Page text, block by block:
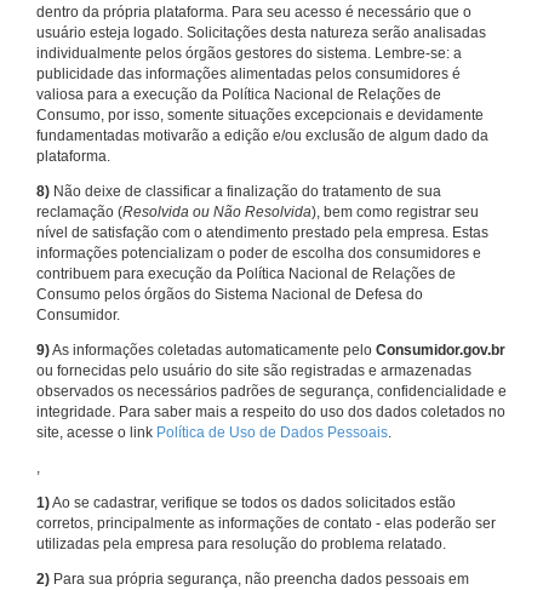
dentro da própria plataforma. Para seu acesso é necessário que o
usuário esteja logado. Solicitações desta natureza serão analisadas
individualmente pelos órgãos gestores do sistema. Lembre-se: a
publicidade das informações alimentadas pelos consumidores é
valiosa para a execução da Política Nacional de Relações de
Consumo, por isso, somente situações excepcionais e devidamente
fundamentadas motivarão a edição e/ou exclusão de algum dado da
plataforma.
8) Não deixe de classificar a finalização do tratamento de sua
reclamação (Resolvida ou Não Resolvida), bem como registrar seu
nível de satisfação com o atendimento prestado pela empresa. Estas
informações potencializam o poder de escolha dos consumidores e
contribuem para execução da Política Nacional de Relações de
Consumo pelos órgãos do Sistema Nacional de Defesa do
Consumidor.
9)As informações coletadas automaticamente pelo Consumidor.gov.br
ou fornecidas pelo usuário do site são registradas e armazenadas
observados os necessários padrões de segurança, confidencialidade e
integridade. Para saber mais a respeito do uso dos dados coletados no
site, acesse o link Política de Uso de Dados Pessoais.
,
1)Ao se cadastrar, verifique se todos os dados solicitados estão
corretos, principalmente as informações de contato - elas poderão ser
utilizadas pela empresa para resolução do problema relatado.
2) Para sua própria segurança, não preencha dados pessoais em